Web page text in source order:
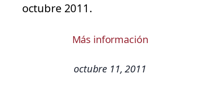
octubre 2011.
Más información
octubre 11, 2011